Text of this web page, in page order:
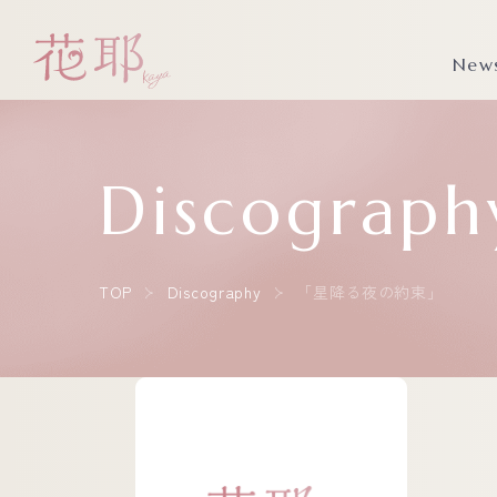
TOP Discography 「星降る夜の約束」